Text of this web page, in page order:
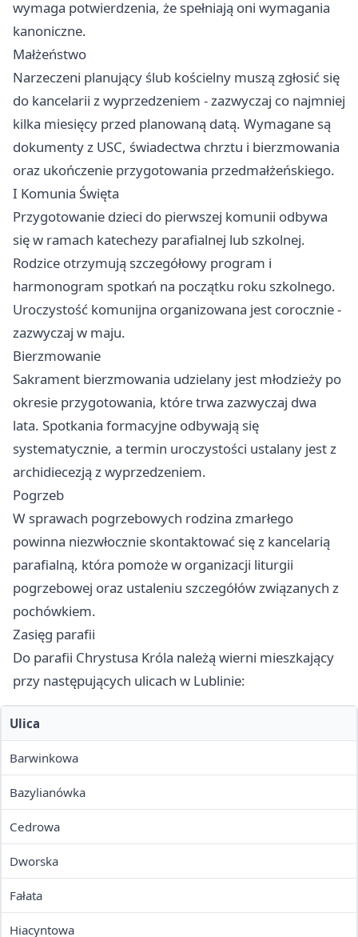
wymaga potwierdzenia, że spełniają oni wymagania
kanoniczne.
Małżeństwo
Narzeczeni planujący ślub kościelny muszą zgłosić się
do kancelarii z wyprzedzeniem - zazwyczaj co najmniej
kilka miesięcy przed planowaną datą. Wymagane są
dokumenty z USC, świadectwa chrztu i bierzmowania
oraz ukończenie przygotowania przedmałżeńskiego.
I Komunia Święta
Przygotowanie dzieci do pierwszej komunii odbywa
się w ramach katechezy parafialnej lub szkolnej.
Rodzice otrzymują szczegółowy program i
harmonogram spotkań na początku roku szkolnego.
Uroczystość komunijna organizowana jest corocznie -
zazwyczaj w maju.
Bierzmowanie
Sakrament bierzmowania udzielany jest młodzieży po
okresie przygotowania, które trwa zazwyczaj dwa
lata. Spotkania formacyjne odbywają się
systematycznie, a termin uroczystości ustalany jest z
archidiecezją z wyprzedzeniem.
Pogrzeb
W sprawach pogrzebowych rodzina zmarłego
powinna niezwłocznie skontaktować się z kancelarią
parafialną, która pomoże w organizacji liturgii
pogrzebowej oraz ustaleniu szczegółów związanych z
pochówkiem.
Zasięg parafii
Do parafii Chrystusa Króla należą wierni mieszkający
przy następujących ulicach w Lublinie:
Ulica
Barwinkowa
Bazylianówka
Cedrowa
Dworska
Fałata
Hiacyntowa